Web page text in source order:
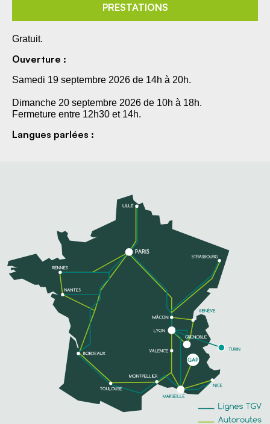
PRESTATIONS
Gratuit.
Ouverture :
Samedi 19 septembre 2026 de 14h à 20h.
Dimanche 20 septembre 2026 de 10h à 18h.
Fermeture entre 12h30 et 14h.
Langues parlées :